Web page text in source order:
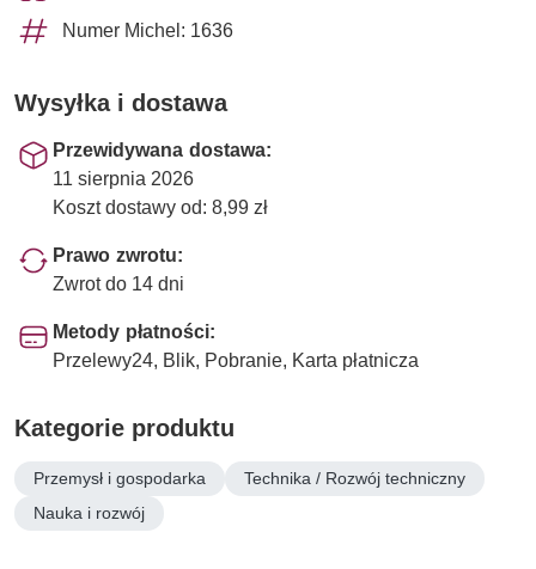
Numer Michel: 1636
Wysyłka i dostawa
Przewidywana dostawa:
11 sierpnia 2026
Koszt dostawy od: 8,99 zł
Prawo zwrotu:
Zwrot do 14 dni
Metody płatności:
Przelewy24, Blik, Pobranie, Karta płatnicza
Kategorie produktu
Przemysł i gospodarka
Technika / Rozwój techniczny
Nauka i rozwój